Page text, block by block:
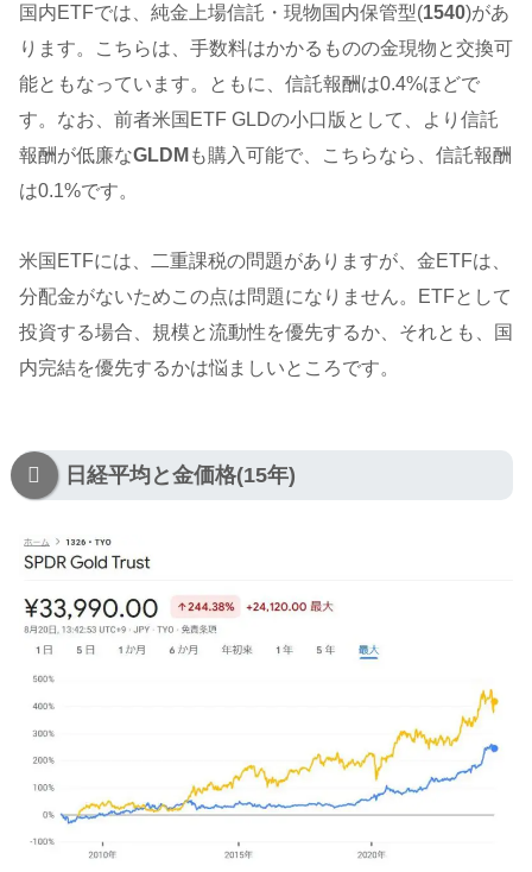
国内ETFでは、純金上場信託・現物国内保管型(1540)があ
ります。こちらは、手数料はかかるものの金現物と交換可
能ともなっています。ともに、信託報酬は0.4%ほどで
す。なお、前者米国ETF GLDの小口版として、より信託
報酬が低廉なGLDM も購入可能で、こちらなら、信託報酬
は0.1%です。
米国ETFには、二重課税の問題がありますが、金ETFは、
分配金がないためこの点は問題になりません。ETFとして
投資する場合、規模と流動性を優先するか、それとも、国
内完結を優先するかは悩ましいところです。
日経平均と金価格(15年)